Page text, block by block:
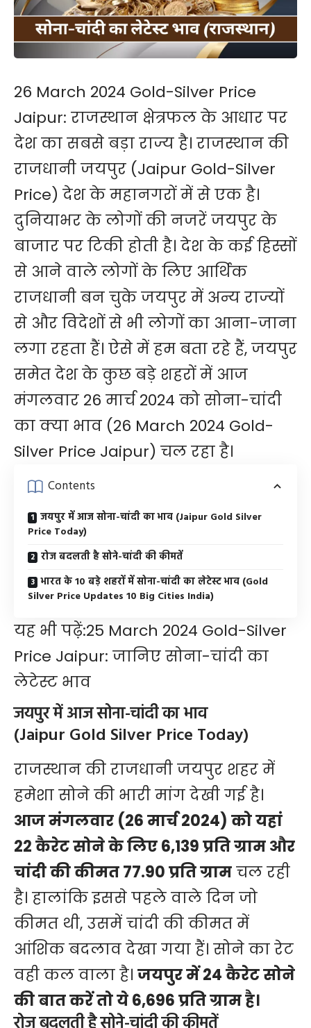
26 March 2024 Gold-Silver Price
Jaipur: राजस्थान क्षेत्रफल के आधार पर
देश का सबसे बड़ा राज्य है। राजस्थान की
राजधानी जयपुर (Jaipur Gold-Silver
Price) देश के महानगरों में से एक है।
दुनियाभर के लोगों की नजरें जयपुर के
बाजार पर टिकी होती है। देश के कई हिस्सों
से आने वाले लोगों के लिए आर्थिक
राजधानी बन चुके जयपुर में अन्य राज्यों
से और विदेशों से भी लोगों का आना-जाना
लगा रहता हैं। ऐसे में हम बता रहे हैं, जयपुर
समेत देश के कुछ बड़े शहरों में आज
मंगलवार 26 मार्च 2024 को सोना-चांदी
का क्या भाव (26 March 2024 Gold-
Silver Price Jaipur) चल रहा है।
Contents
जयपुर में आज सोना-चांदी का भाव (Jaipur Gold Silver
Price Today)
रोज बदलती है सोने-चांदी की कीमतें
भारत के 10 बड़े शहरों में सोना-चांदी का लेटेस्ट भाव (Gold
Silver Price Updates 10 Big Cities India)
यह भी पढ़ें:25 March 2024 Gold-Silver
Price Jaipur: जानिए सोना-चांदी का
लेटेस्ट भाव
जयपुर में आज सोना-चांदी का भाव
(Jaipur Gold Silver Price Today)
राजस्थान की राजधानी जयपुर शहर में
हमेशा सोने की भारी मांग देखी गई है।
आज मंगलवार (26 मार्च 2024) को यहां
22 कैरेट सोने के लिए 6,139 प्रति ग्राम और
चांदी की कीमत 77.90 प्रति ग्रामचल रही
है। हालांकि इससे पहले वाले दिन जो
कीमत थी, उसमें चांदी की कीमत में
आंशिक बदलाव देखा गया हैं। सोने का रेट
वही कल वाला है। जयपुर में 24 कैरेट सोने
की बात करें तो ये 6,696 प्रति ग्राम है।